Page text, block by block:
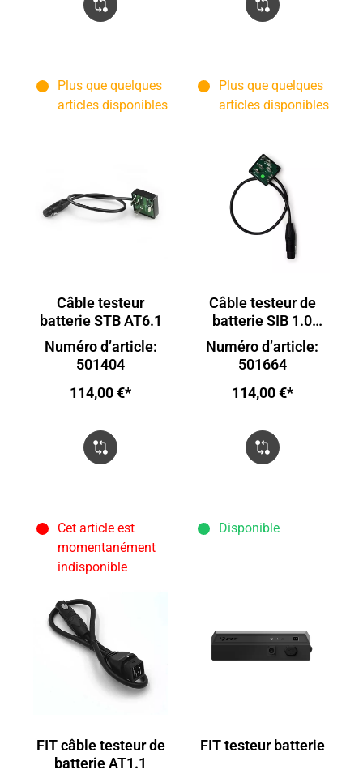
Plus que quelques
articles disponibles
Câble testeur
batterie STB AT6.1
Numéro d’article:
501404
114,00 €*
Plus que quelques
articles disponibles
Câble testeur de
batterie SIB 1.0
AT7.1
Numéro d’article:
501664
114,00 €*
Cet article est
momentanément
indisponible
FIT câble testeur de
batterie AT1.1
Disponible
FIT testeur batterie